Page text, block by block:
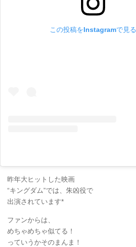
この投稿をInstagramで見る
昨年大ヒットした映画
“キングダム”では、朱凶役で
出演されています*
ファンからは、
めちゃめちゃ似てる！
っていうかそのまんま！